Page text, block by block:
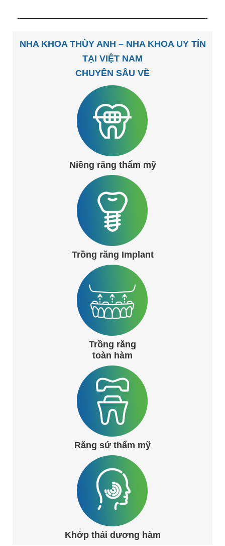
NHA KHOA THÙY ANH – NHA KHOA UY TÍN
TẠI VIỆT NAM
CHUYÊN SÂU VỀ
Niềng răng thẩm mỹ
Trồng răng Implant
Trồng răng
toàn hàm
Răng sứ thẩm mỹ
Khớp thái dương hàm